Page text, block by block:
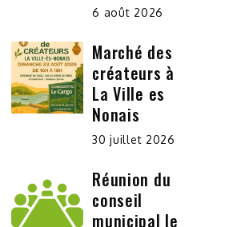
6 août 2026
Marché des
créateurs à
La Ville es
Nonais
30 juillet 2026
Réunion du
conseil
municipal le